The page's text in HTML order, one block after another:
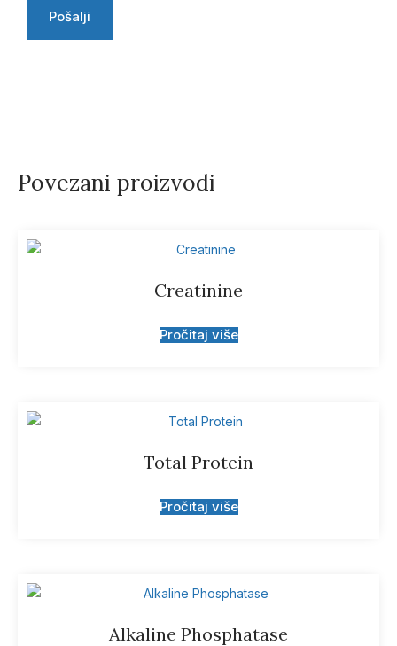
Povezani proizvodi
Creatinine
Pročitaj više
Total Protein
Pročitaj više
Alkaline Phosphatase